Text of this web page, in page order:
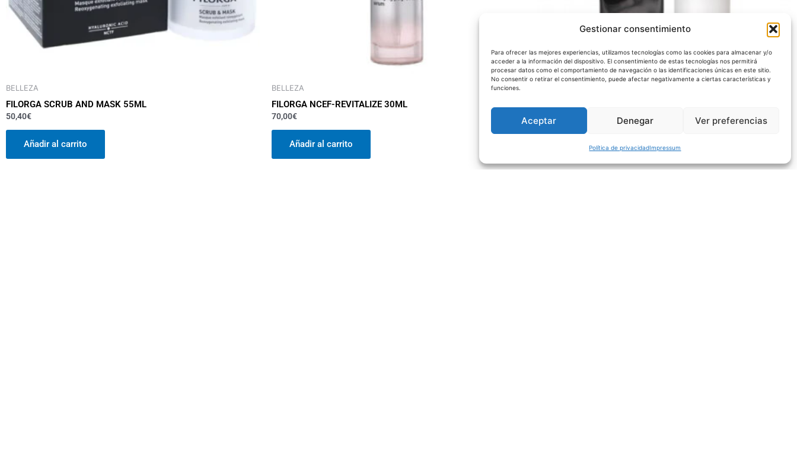
Gestionar consentimiento
Para ofrecer las mejores experiencias, utilizamos tecnologías como las cookies para almacenar y/o
acceder a la información del dispositivo. El consentimiento de estas tecnologías nos permitirá
procesar datos como el comportamiento de navegación o las identificaciones únicas en este sitio.
No consentir o retirar el consentimiento, puede afectar negativamente a ciertas características y
funciones.
Aceptar Denegar Ver preferencias
Política de privacidadImpressum
BELLEZA
FILORGA SCRUB AND MASK 55ML
50,40€
Añadir al carrito
BELLEZA
FILORGA NCEF-REVITALIZE 30ML
70,00€
Añadir al carrito
25,50
Añadir al carrito